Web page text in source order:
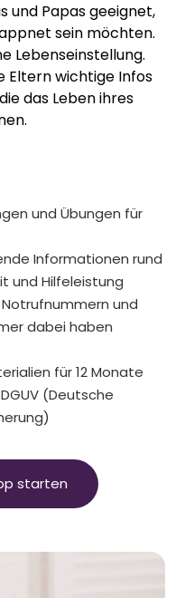
und Papas geeignet,
sein möchten.
Lebenseinstellung.
Eltern wichtige Infos
das Leben ihres
und Übungen für
Informationen rund
und Hilfeleistung
und
dabei haben
für 12 Monate
(Deutsche
starten